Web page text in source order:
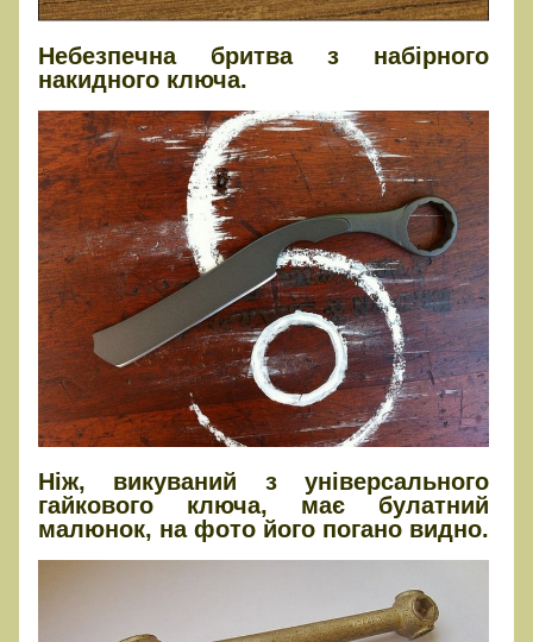
Небезпечна бритва з набірного
накидного ключа.
Ніж, викуваний з універсального
гайкового ключа, має булатний
малюнок, на фото його погано видно.